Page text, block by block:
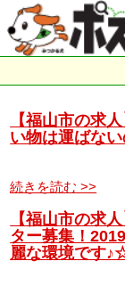
【福山市の求
い物は運ばな
続きを読む >>
【福山市の求
ター募集！
麗な環境です